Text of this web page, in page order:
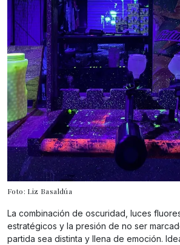
Foto: Liz Basaldúa
La combinación de oscuridad, luces
estratégicos y la presión de no ser
partida sea distinta y llena de emoción.